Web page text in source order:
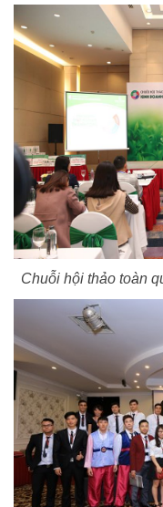
Chuỗi hội thảo toàn